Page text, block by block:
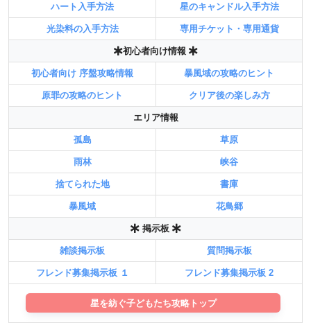
ハート入手方法 星のキャンドル入手方法
光染料の入手方法 専用チケット・専用通貨
初心者向け情報
初心者向け 序盤攻略情報 暴風域の攻略のヒント
原罪の攻略のヒント クリア後の楽しみ方
エリア情報
孤島 草原
雨林 峡谷
捨てられた地 書庫
暴風域 花鳥郷
掲示板
雑談掲示板 質問掲示板
フレンド募集掲示板 １ フレンド募集掲示板 2
星を紡ぐ子どもたち攻略トップ